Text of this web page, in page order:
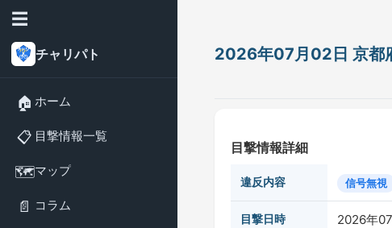
☰
チャリパト
🏠 ホーム
📋 目撃情報一覧
🗺️マップ
📄 コラム
2026年07月02日 京都
目撃情報詳細
違反内容 信号無視
目撃日時 2026年